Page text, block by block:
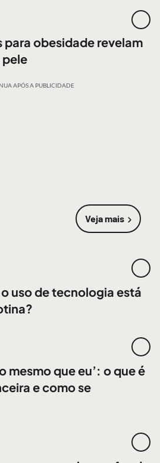
para obesidade revelam
pele
APÓS A PUBLICIDADE
Veja mais
sobre Vida
uso de tecnologia está
mesmo que eu’: o que é
e como se